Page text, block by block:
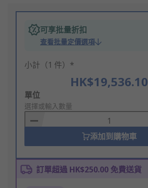
可享批量折扣
查看批量定價選項
小計（1 件）*
HK$19,536.10
Add
to
Basket
單位
選擇或輸入數量
添加到購物車
訂單超過 HK$250.00 免費送貨